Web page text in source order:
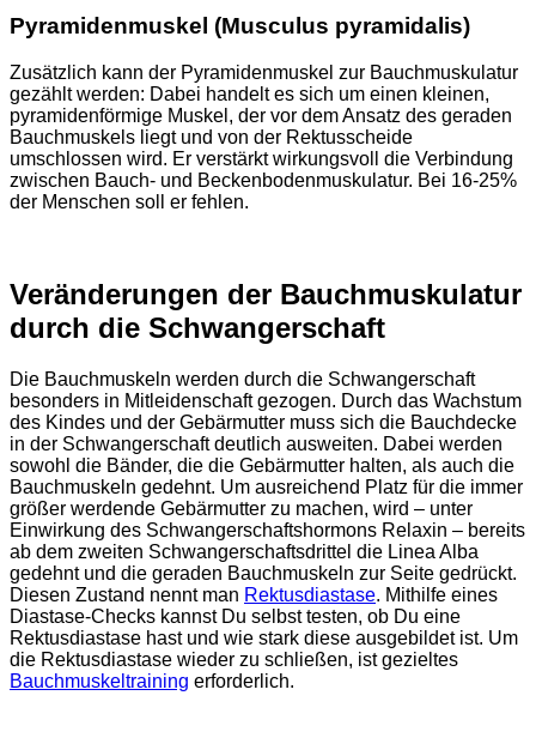
Pyramidenmuskel (Musculus pyramidalis)
Zusätzlich kann der Pyramidenmuskel zur Bauchmuskulatur
gezählt werden: Dabei handelt es sich um einen kleinen,
pyramidenförmige Muskel, der vor dem Ansatz des geraden
Bauchmuskels liegt und von der Rektusscheide
umschlossen wird. Er verstärkt wirkungsvoll die Verbindung
zwischen Bauch- und Beckenbodenmuskulatur. Bei 16-25%
der Menschen soll er fehlen.
Veränderungen der Bauchmuskulatur
durch die Schwangerschaft
Die Bauchmuskeln werden durch die Schwangerschaft
besonders in Mitleidenschaft gezogen. Durch das Wachstum
des Kindes und der Gebärmutter muss sich die Bauchdecke
in der Schwangerschaft deutlich ausweiten. Dabei werden
sowohl die Bänder, die die Gebärmutter halten, als auch die
Bauchmuskeln gedehnt. Um ausreichend Platz für die immer
größer werdende Gebärmutter zu machen, wird – unter
Einwirkung des Schwangerschaftshormons Relaxin – bereits
ab dem zweiten Schwangerschaftsdrittel die Linea Alba
gedehnt und die geraden Bauchmuskeln zur Seite gedrückt.
Diesen Zustand nennt man Rektusdiastase. Mithilfe eines
Diastase-Checks kannst Du selbst testen, ob Du eine
Rektusdiastase hast und wie stark diese ausgebildet ist. Um
die Rektusdiastase wieder zu schließen, ist gezieltes
Bauchmuskeltraining erforderlich.